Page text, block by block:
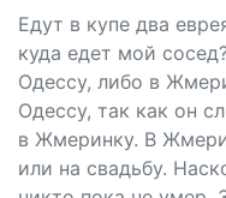
Едут в купе два
куда едет мой
Одессу, либо в
Одессу, так как он
в Жмеринку. В
или на свадьбу.